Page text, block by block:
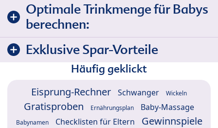
Optimale Trinkmenge für Babys
berechnen:
Exklusive Spar-Vorteile
Häufig geklickt
Eisprung-Rechner Schwanger Wickeln
Gratisproben Ernährungsplan Baby-Massage
Babynamen Checklisten für Eltern
Gewinnspiele